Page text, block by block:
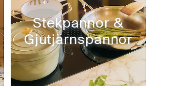
Stekpannor &
Gjutjärnspannor